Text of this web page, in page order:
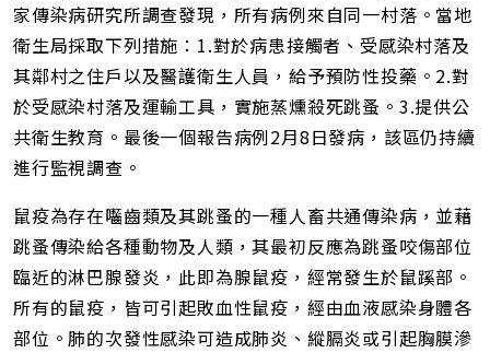
家傳染病研究所調查發現，所有病例來自同一村落。當地
衛生局採取下列措施：1.對於病患接觸者、受感染村落及
其鄰村之住戶以及醫護衛生人員，給予預防性投藥。2.對
於受感染村落及運輸工具，實施蒸燻殺死跳蚤。3.提供公
共衛生教育。最後一個報告病例2月8日發病，該區仍持續
進行監視調查。
鼠疫為存在囓齒類及其跳蚤的一種人畜共通傳染病，並藉
跳蚤傳染給各種動物及人類，其最初反應為跳蚤咬傷部位
臨近的淋巴腺發炎，此即為腺鼠疫，經常發生於鼠蹊部。
所有的鼠疫，皆可引起敗血性鼠疫，經由血液感染身體各
部位。肺的次發性感染可造成肺炎、縱膈炎或引起胸膜滲